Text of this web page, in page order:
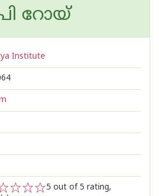
റോയ്
Institute
5 out of 5 rating,